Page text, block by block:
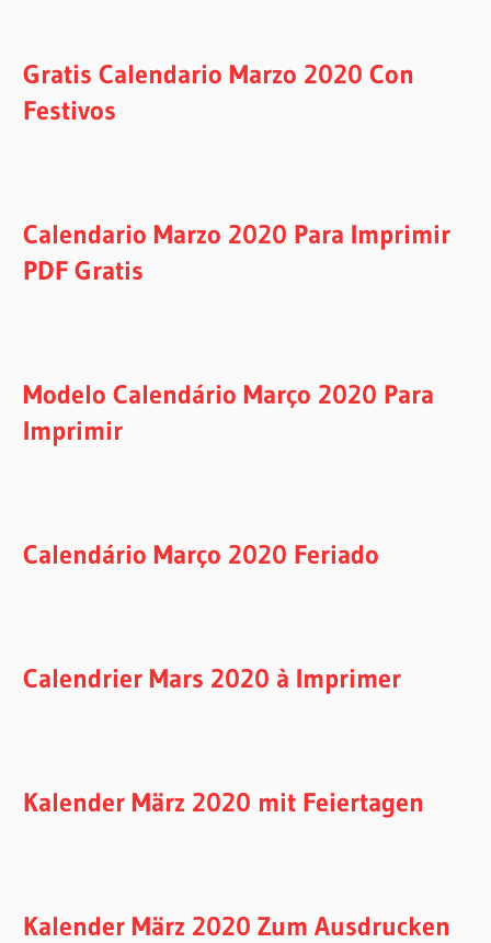
Gratis Calendario Marzo 2020 Con
Festivos
Calendario Marzo 2020 Para Imprimir
PDF Gratis
Modelo Calendário Março 2020 Para
Imprimir
Calendário Março 2020 Feriado
Calendrier Mars 2020 à Imprimer
Kalender März 2020 mit Feiertagen
Kalender März 2020 Zum Ausdrucken